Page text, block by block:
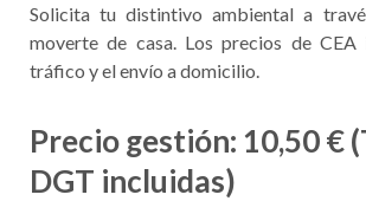
Solicita tu distintivo ambiental a
moverte de casa. Los precios de CEA
tráfico y el envío a domicilio.
Precio gestión: 10,50 €
DGT incluidas)